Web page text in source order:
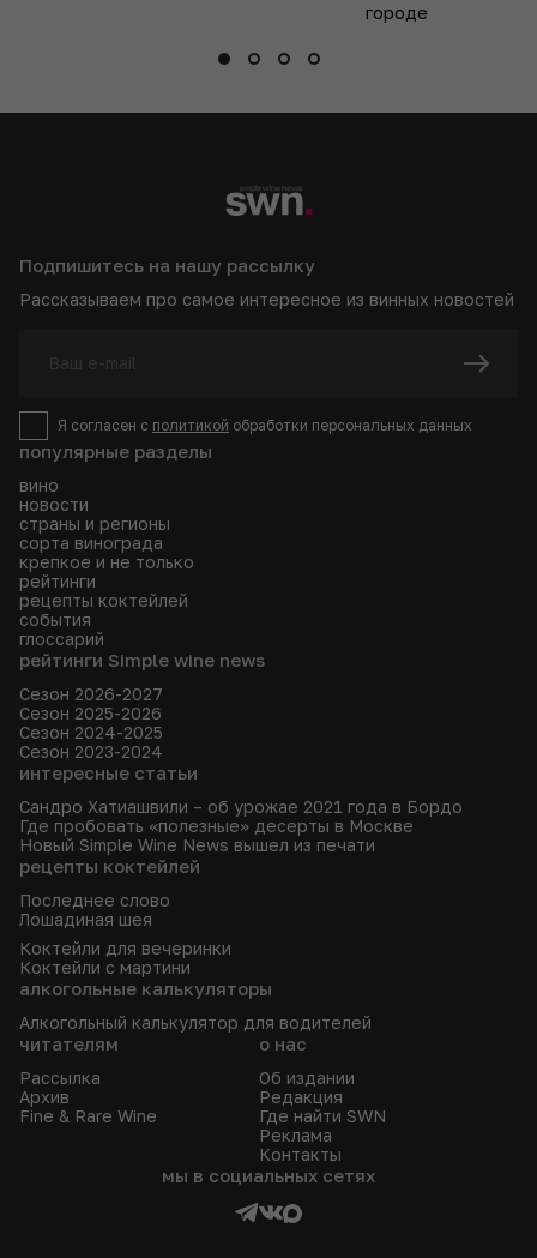
популярные разделы
вино
новости
страны и регионы
сорта винограда
крепкое и не только
рейтинги
рецепты коктейлей
события
глоссарий
рейтинги Simple wine news
Сезон 2026-2027
Сезон 2025-2026
Сезон 2024-2025
Сезон 2023-2024
интересные статьи
Сандро Хатиашвили – об урожае 2021 года в Бордо
Где пробовать «полезные» десерты в Москве
Новый Simple Wine News вышел из печати
рецепты коктейлей
Последнее слово
Лошадиная шея
алкогольные калькуляторы
Алкогольный калькулятор для водителей
о нас
Подпишитесь на нашу рассылку
Рассказываем про самое интересное из винных новостей
Я согласен с политикой